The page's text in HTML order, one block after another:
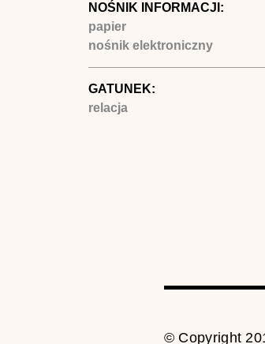
NOŚNIK INFORMACJI:
papier
nośnik elektroniczny
GATUNEK:
relacja
© Copyright